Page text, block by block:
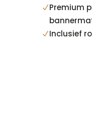
NPremium
NInclusief